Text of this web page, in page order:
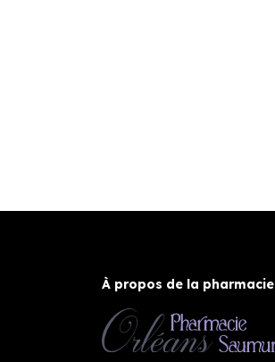
À propos de la pharmacie